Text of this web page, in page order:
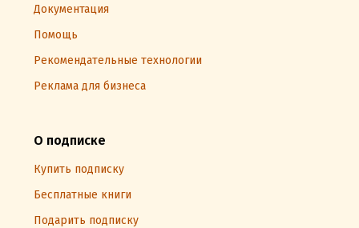
Документация
Помощь
Рекомендательные технологии
Реклама для бизнеса
О подписке
Купить подписку
Бесплатные книги
Подарить подписку